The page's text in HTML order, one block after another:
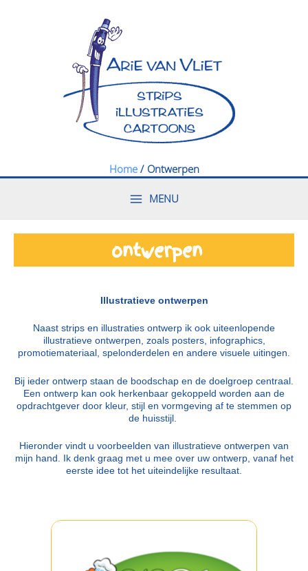
Home Ontwerpen
MENU
ontwerpen
Illustratieve ontwerpen
Naast strips en illustraties ontwerp ik ook uiteenlopende
illustratieve ontwerpen, zoals posters, infographics,
promotiemateriaal, spelonderdelen en andere visuele uitingen.
Bij ieder ontwerp staan de boodschap en de doelgroep centraal.
Een ontwerp kan ook herkenbaar gekoppeld worden aan de
opdrachtgever door kleur, stijl en vormgeving af te stemmen op
de huisstijl.
Hieronder vindt u voorbeelden van illustratieve ontwerpen van
mijn hand. Ik denk graag met u mee over uw ontwerp, vanaf het
eerste idee tot het uiteindelijke resultaat.